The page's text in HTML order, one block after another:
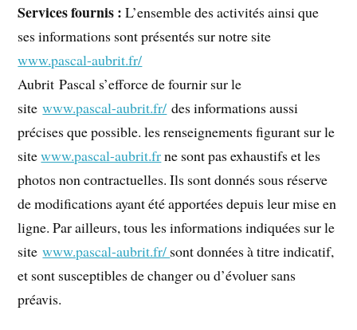
Services fournis : L’ensemble des activités ainsi que
ses informations sont présentés sur notre site
www.pascal-aubrit.fr/
Aubrit Pascal s’efforce de fournir sur le
sitewww.pascal-aubrit.fr/ des informations aussi
précises que possible. les renseignements figurant sur le
sitewww.pascal-aubrit.frne sont pas exhaustifs et les
photos non contractuelles. Ils sont donnés sous réserve
de modifications ayant été apportées depuis leur mise en
ligne. Par ailleurs, tous les informations indiquées sur le
sitewww.pascal-aubrit.fr/ sont données à titre indicatif,
et sont susceptibles de changer ou d’évoluer sans
préavis.